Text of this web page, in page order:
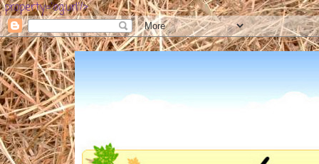
property='og:url'/>